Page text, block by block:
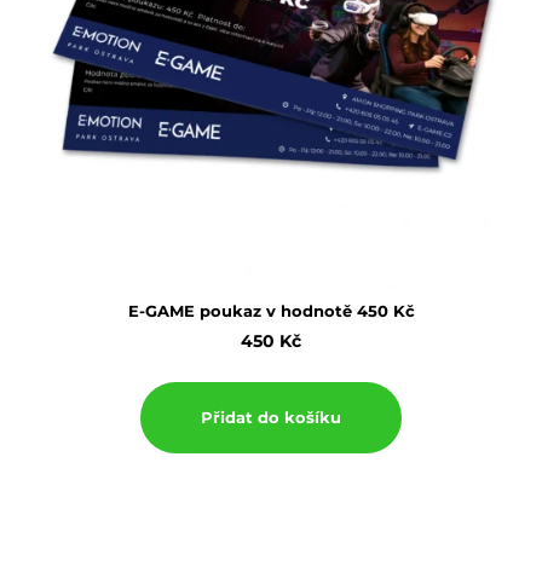
E-GAME poukaz v hodnotě 450 Kč
450 Kč
Přidat do košíku